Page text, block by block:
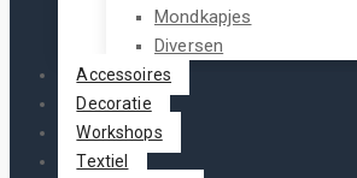
Mondkapjes
Diversen
Accessoires
Decoratie
Workshops
Textiel